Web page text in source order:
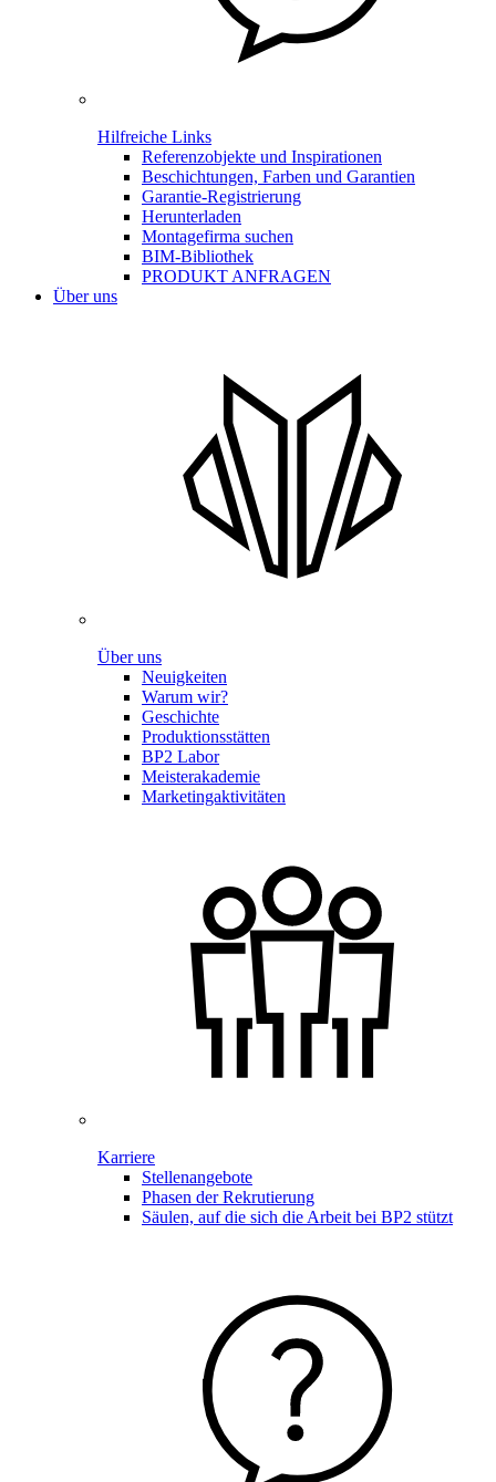
Hilfreiche Links
Referenzobjekte und Inspirationen
Beschichtungen, Farben und Garantien
Garantie-Registrierung
Herunterladen
Montagefirma suchen
BIM-Bibliothek
PRODUKT ANFRAGEN
Über uns
Über uns
Neuigkeiten
Warum wir?
Geschichte
Produktionsstätten
BP2 Labor
Meisterakademie
Marketingaktivitäten
Karriere
Stellenangebote
Phasen der Rekrutierung
Säulen, auf die sich die Arbeit bei BP2 stützt